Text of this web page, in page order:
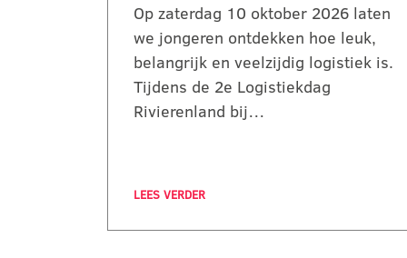
Op zaterdag 10 oktober 2026 laten
we jongeren ontdekken hoe leuk,
belangrijk en veelzijdig logistiek is.
Tijdens de 2e Logistiekdag
Rivierenland bij…
LEES VERDER